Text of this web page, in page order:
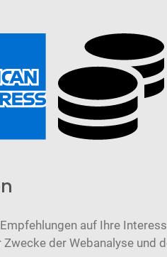
auf Ihre
der Webanalyse und